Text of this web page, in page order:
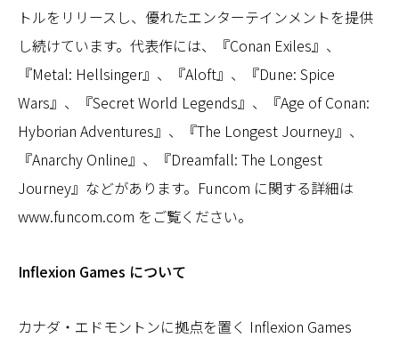
トルをリリースし、優れたエンターテインメントを提供
し続けています。代表作には、『Conan Exiles』、
『Metal: Hellsinger』、『Aloft』、『Dune: Spice
Wars』、『Secret World Legends』、『Age of Conan:
Hyborian Adventures』、『The Longest Journey』、
『Anarchy Online』、『Dreamfall: The Longest
Journey』などがあります。Funcom に関する詳細は
www.funcom.com をご覧ください。
Inflexion Games について
カナダ・エドモントンに拠点を置く Inflexion Games